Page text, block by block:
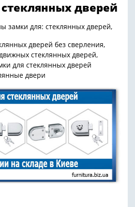
дверей
замки для: стеклянных дверей,
дверей без сверления,
стеклянных дверей,
для стеклянных дверей
двери